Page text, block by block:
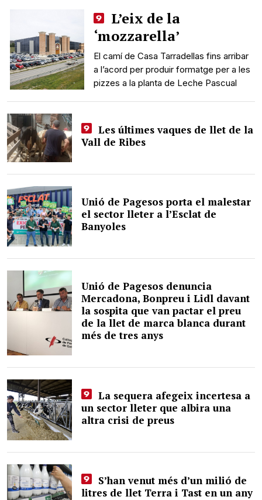
L’eix de la
‘mozzarella’
El camí de Casa Tarradellas fins arribar
a l’acord per produir formatge per a les
pizzes a la planta de Leche Pascual
Les últimes vaques de llet de la
Vall de Ribes
Unió de Pagesos porta el malestar
el sector lleter a l’Esclat de
Banyoles
Unió de Pagesos denuncia
Mercadona, Bonpreu i Lidl davant
la sospita que van pactar el preu
de la llet de marca blanca durant
més de tres anys
La sequera afegeix incertesa a
un sector lleter que albira una
altra crisi de preus
S’han venut més d’un milió de
litres de llet Terra i Tast en un any